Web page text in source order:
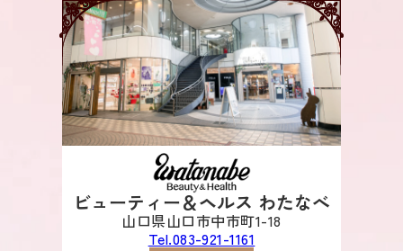
ビューティー＆ヘルス わたなべ
山口県山口市中市町1-18
Tel.083-921-1161